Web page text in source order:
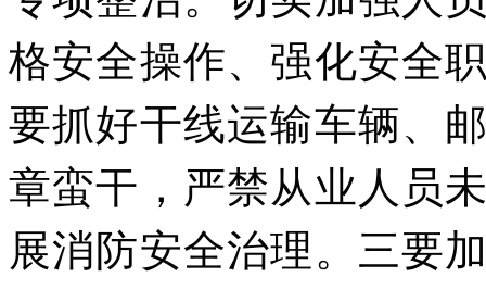
格安全操作、强化安全
要抓好干线运输车辆、
章蛮干，严禁从业人员
展消防安全治理。三要